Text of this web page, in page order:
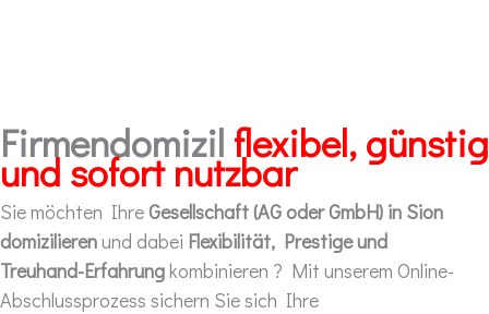
Firmendomizil flexibel, günstig
und sofort nutzbar
Sie möchten Ihre Gesellschaft (AG oder GmbH) in Sion
domizilierenund dabei Flexibilität, Prestige und
Treuhand-Erfahrungkombinieren ? Mit unserem Online-
Abschlussprozess sichern Sie sich Ihre